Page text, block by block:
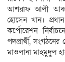
আশরাফ আলী আক,
হোসেন খান।
কর্পোরেশন
পদপ্রার্থী,
মাওলানা মাহমুদুল